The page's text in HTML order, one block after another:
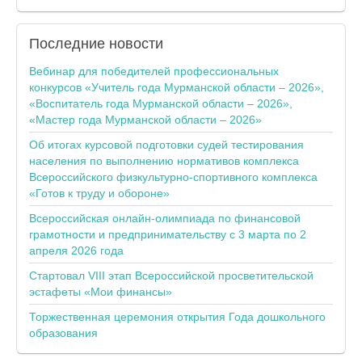
Последние новости
Вебинар для победителей профессиональных
конкурсов «Учитель года Мурманской области – 2026»,
«Воспитатель года Мурманской области – 2026»,
«Мастер года Мурманской области – 2026»
Об итогах курсовой подготовки судей тестирования
населения по выполнению нормативов комплекса
Всероссийского физкультурно-спортивного комплекса
«Готов к труду и обороне»
Всероссийская онлайн-олимпиада по финансовой
грамотности и предпринимательству с 3 марта по 2
апреля 2026 года
Стартовал VIII этап Всероссийской просветительской
эстафеты «Мои финансы»
Торжественная церемония открытия Года дошкольного
образования